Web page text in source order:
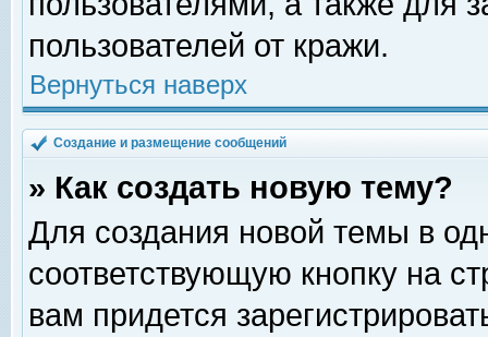
пользователей от кражи.
Вернуться наверх
Создание и размещение сообщений
» Как создать новую тему?
Для создания новой темы в
соответствующую кнопку на
вам придется